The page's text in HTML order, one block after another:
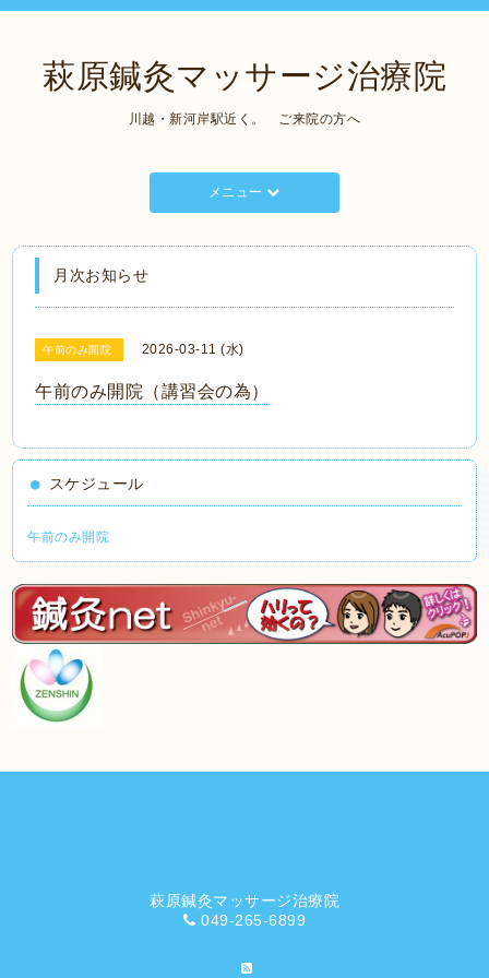
萩原鍼灸マッサージ治療院
川越・新河岸駅近く。 ご来院の方へ
メニュー
月次お知らせ
午前のみ開院 2026-03-11 (水)
午前のみ開院（講習会の為）
スケジュール
午前のみ開院
萩原鍼灸マッサージ治療院
049-265-6899